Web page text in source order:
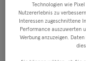
Technologien wie
Nutzererlebnis zu
Interessen zugeschnittene
Performance auszuwerten
Werbung anzuzeigen.